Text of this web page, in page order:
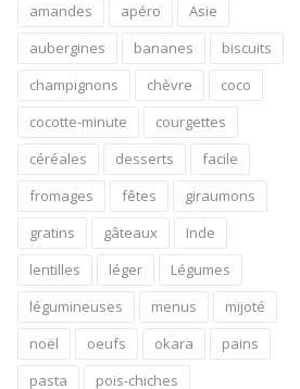
amandes apéro
Asie
aubergines
bananes
biscuits
champignons
chèvre
coco
cocotte-minute
courgettes
céréales
desserts
facile
fromages
fêtes
giraumons
gratins
gâteaux
Inde
lentilles
léger
Légumes
légumineuses
menus
mijoté
noël
oeufs okara
pains
pasta
pois-chiches